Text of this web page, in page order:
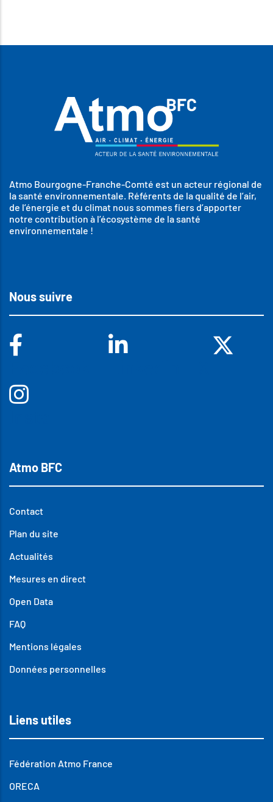
Atmo Bourgogne-Franche-Comté est un acteur régional de
la santé environnementale. Référents de la qualité de l’air,
de l’énergie et du climat nous sommes fiers d’apporter
notre contribution à l’écosystème de la santé
environnementale !
Nous suivre
Atmo BFC
Contact
Plan du site
Actualités
Mesures en direct
Open Data
FAQ
Mentions légales
Données personnelles
Liens utiles
Fédération Atmo France
ORECA